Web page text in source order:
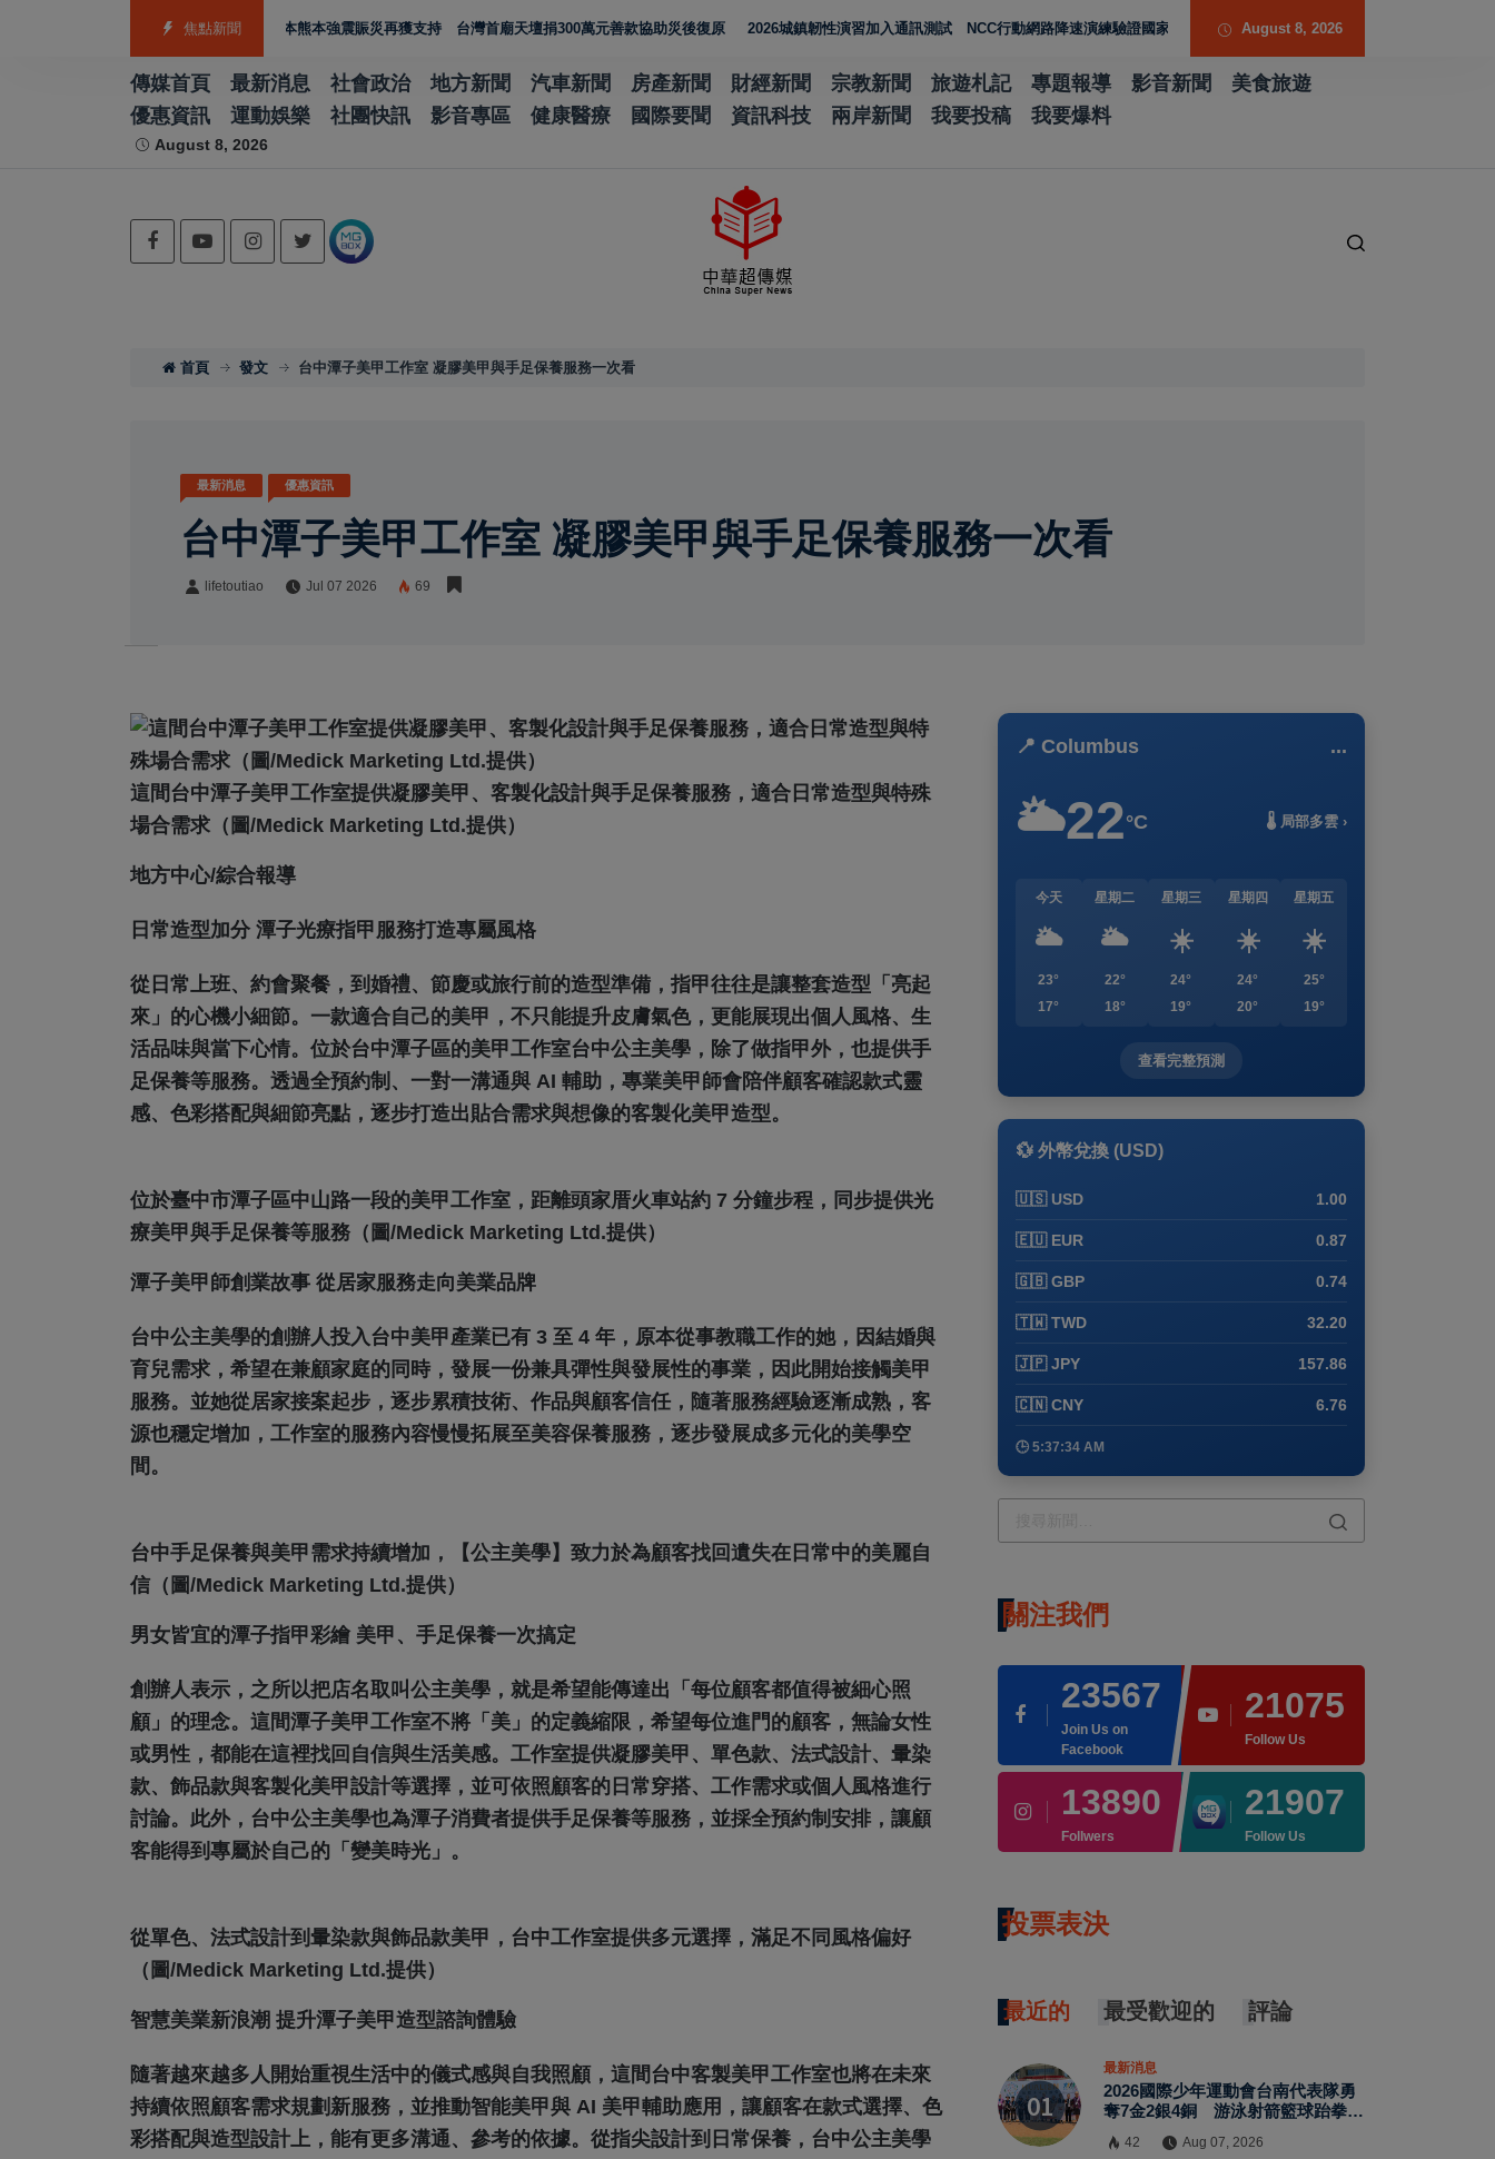
焦點新聞
球跆拳道展現青年競技實力 日本熊本強震賑災再獲支持 台灣首廟天壇捐300萬元善款協助災後復原 2026城鎮韌性演習加入通訊測試 NCC行動網路降速演練驗證國家通訊防護能力 台南水土保持服務團提升專業能力 導入
August 8, 2026
傳媒首頁 最新消息 社會政治 地方新聞 汽車新聞 房產新聞 財經新聞 宗教新聞 旅遊札記 專題報導 影音新聞
美食旅遊
優惠資訊
運動娛樂 社團快訊 影音專區 健康醫療 國際要聞 資訊科技 兩岸新聞 我要投稿 我要爆料
August 8, 2026
首頁 發文 台中潭子美甲工作室 凝膠美甲與手足保養服務一次看
最新消息 優惠資訊
台中潭子美甲工作室 凝膠美甲與手足保養服務一次看
lifetoutiao Jul 07 2026 69
這間台中潭子美甲工作室提供凝膠美甲、客製化設計與手足保養服務，適合日常造型與特殊
場合需求（圖/Medick Marketing Ltd.提供）
地方中心/綜合報導
日常造型加分 潭子光療指甲服務打造專屬風格
從日常上班、約會聚餐，到婚禮、節慶或旅行前的造型準備，指甲往往是讓整套造型「亮起
來」的心機小細節。一款適合自己的美甲，不只能提升皮膚氣色，更能展現出個人風格、生
活品味與當下心情。位於台中潭子區的美甲工作室台中公主美學，除了做指甲外，也提供手
足保養等服務。透過全預約制、一對一溝通與 AI 輔助，專業美甲師會陪伴顧客確認款式靈
感、色彩搭配與細節亮點，逐步打造出貼合需求與想像的客製化美甲造型。
位於臺中市潭子區中山路一段的美甲工作室，距離頭家厝火車站約 7 分鐘步程，同步提供光
療美甲與手足保養等服務（圖/Medick Marketing Ltd.提供）
潭子美甲師創業故事 從居家服務走向美業品牌
台中公主美學的創辦人投入台中美甲產業已有 3 至 4 年，原本從事教職工作的她，因結婚與
育兒需求，希望在兼顧家庭的同時，發展一份兼具彈性與發展性的事業，因此開始接觸美甲
服務。並她從居家接案起步，逐步累積技術、作品與顧客信任，隨著服務經驗逐漸成熟，客
源也穩定增加，工作室的服務內容慢慢拓展至美容保養服務，逐步發展成多元化的美學空
間。
台中手足保養與美甲需求持續增加，【公主美學】致力於為顧客找回遺失在日常中的美麗自
信（圖/Medick Marketing Ltd.提供）
男女皆宜的潭子指甲彩繪 美甲、手足保養一次搞定
創辦人表示，之所以把店名取叫公主美學，就是希望能傳達出「每位顧客都值得被細心照
顧」的理念。這間潭子美甲工作室不將「美」的定義縮限，希望每位進門的顧客，無論女性
或男性，都能在這裡找回自信與生活美感。工作室提供凝膠美甲、單色款、法式設計、暈染
款、飾品款與客製化美甲設計等選擇，並可依照顧客的日常穿搭、工作需求或個人風格進行
討論。此外，台中公主美學也為潭子消費者提供手足保養等服務，並採全預約制安排，讓顧
客能得到專屬於自己的「變美時光」。
從單色、法式設計到暈染款與飾品款美甲，台中工作室提供多元選擇，滿足不同風格偏好
（圖/Medick Marketing Ltd.提供）
智慧美業新浪潮 提升潭子美甲造型諮詢體驗
隨著越來越多人開始重視生活中的儀式感與自我照顧，這間台中客製美甲工作室也將在未來
持續依照顧客需求規劃新服務，並推動智能美甲與 AI 美甲輔助應用，讓顧客在款式選擇、色
彩搭配與造型設計上，能有更多溝通、參考的依據。從指尖設計到日常保養，台中公主美學
📍 Columbus ...
🌥️22°C 🌡️ 局部多雲 ›
今天
🌥️
23°
17°
星期二
🌥️
22°
18°
星期三
☀️
24°
19°
星期四
☀️
24°
20°
星期五
☀️
25°
19°
查看完整預測
💱 外幣兌換 (USD)
🇺🇸 USD 1.00
🇪🇺 EUR 0.87
🇬🇧 GBP 0.74
🇹🇼 TWD 32.20
🇯🇵 JPY 157.86
🇨🇳 CNY 6.76
🕒 5:37:34 AM
關注我們
23567
Join Us on
Facebook
21075
Follow Us
13890
Follwers
21907
Follow Us
投票表決
最近的 最受歡迎的 評論
最新消息
2026國際少年運動會台南代表隊勇
奪7金2銀4銅 游泳射箭籃球跆拳道
42 Aug 07, 2026